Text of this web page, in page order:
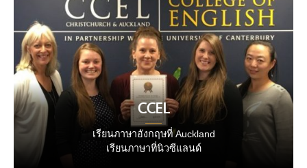
CCEL
เรียนภาษาอังกฤษที่ Auckland
เรียนภาษาที่นิวซีแลนด์